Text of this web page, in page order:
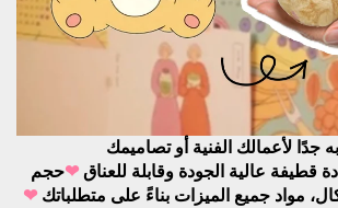
جدًا لأعمالك الفنية أو تصاميمك
قطيفة عالية الجودة وقابلة للعناق ❤حجم
مواد جميع الميزات بناءً على متطلباتك ❤